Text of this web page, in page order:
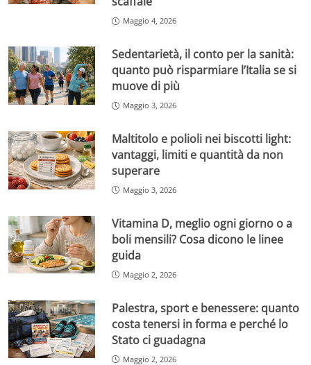
Maggio 4, 2026
Sedentarietà, il conto per la sanità:
quanto può risparmiare l’Italia se si
muove di più
Maggio 3, 2026
Maltitolo e polioli nei biscotti light:
vantaggi, limiti e quantità da non
superare
Maggio 3, 2026
Vitamina D, meglio ogni giorno o a
boli mensili? Cosa dicono le linee
guida
Maggio 2, 2026
Palestra, sport e benessere: quanto
costa tenersi in forma e perché lo
Stato ci guadagna
Maggio 2, 2026